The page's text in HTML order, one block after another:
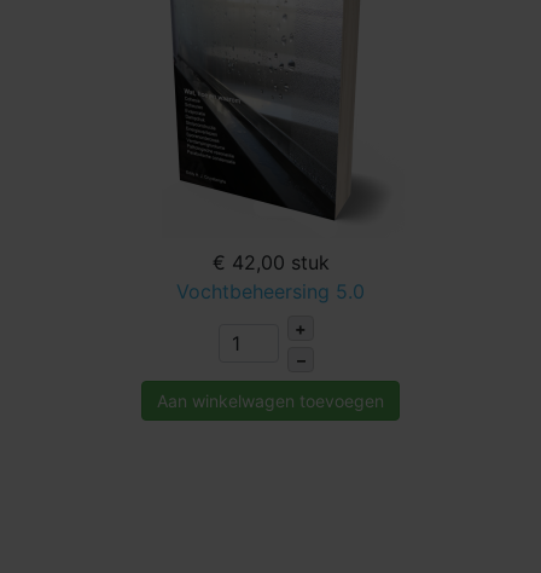
€ 42,00 stuk
Vochtbeheersing 5.0
+
–
Aan winkelwagen toevoegen